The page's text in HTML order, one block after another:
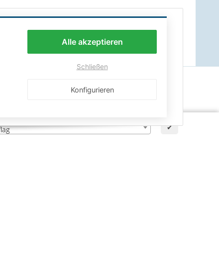
✔
Alle akzeptieren
Schließen
Konfigurieren